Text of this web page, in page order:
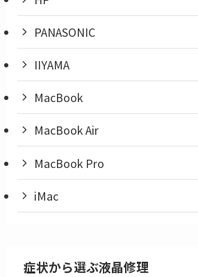
PANASONIC
IIYAMA
MacBook
MacBook Air
MacBook Pro
iMac
症状から選ぶ液晶修理